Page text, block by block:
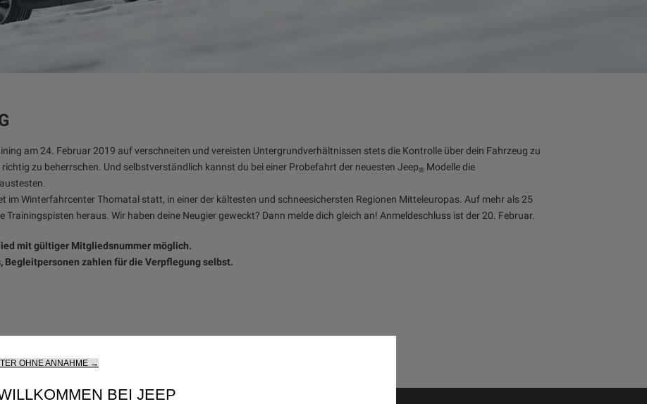
am 24. Februar 2019 auf verschneiten und vereisten Untergrundverhältnissen stets die Kontrolle über dein Fahrzeug zu
zu beherrschen. Und selbstverständlich kannst du bei einer Probefahrt der neuesten Jeep® Modelle die
im Winterfahrcenter Thomatal statt, in einer der kältesten und schneesichersten Regionen Mitteleuropas. Auf mehr als 25
heraus. Wir haben deine Neugier geweckt? Dann melde dich gleich an! Anmeldeschluss ist der 20. Februar.
mit gültiger Mitgliedsnummer möglich.
zahlen für die Verpflegung selbst.
OHNE ANNAHME →
BEI JEEP